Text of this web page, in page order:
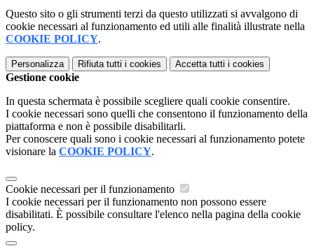
Questo sito o gli strumenti terzi da questo utilizzati si avvalgono di
cookie necessari al funzionamento ed utili alle finalità illustrate nella
COOKIE POLICY.
Personalizza Rifiuta tutti i cookies Accetta tutti i cookies
Gestione cookie
In questa schermata è possibile scegliere quali cookie consentire.
I cookie necessari sono quelli che consentono il funzionamento della
piattaforma e non è possibile disabilitarli.
Per conoscere quali sono i cookie necessari al funzionamento potete
visionare la COOKIE POLICY.
Cookie necessari per il funzionamento
I cookie necessari per il funzionamento non possono essere
disabilitati. È possibile consultare l'elenco nella pagina della cookie
policy.